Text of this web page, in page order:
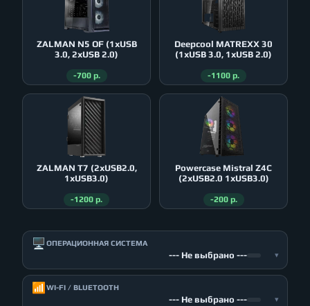
ZALMAN N5 OF (1xUSB
3.0, 2xUSB 2.0)
-700 р.
Deepcool MATREXX 30
(1xUSB 3.0, 1xUSB 2.0)
-1100 р.
ZALMAN T7 (2xUSB2.0,
1xUSB3.0)
-1200 р.
Powercase Mistral Z4С
(2xUSB2.0 1xUSB3.0)
-200 р.
🖥️ ОПЕРАЦИОННАЯ СИСТЕМА
--- Не выбрано --- ▾
📶 WI-FI / BLUETOOTH
--- Не выбрано --- ▾